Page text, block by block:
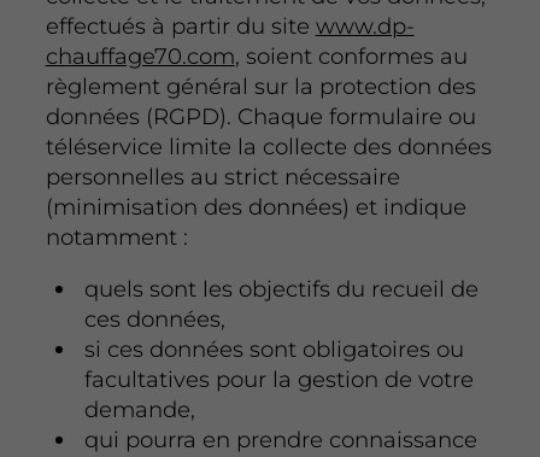
effectués à partir du site www.dp-
chauffage70.com, soient conformes au
règlement général sur la protection des
données (RGPD). Chaque formulaire ou
téléservice limite la collecte des données
personnelles au strict nécessaire
(minimisation des données) et indique
notamment :
quels sont les objectifs du recueil de
ces données,
si ces données sont obligatoires ou
facultatives pour la gestion de votre
demande,
qui pourra en prendre connaissance